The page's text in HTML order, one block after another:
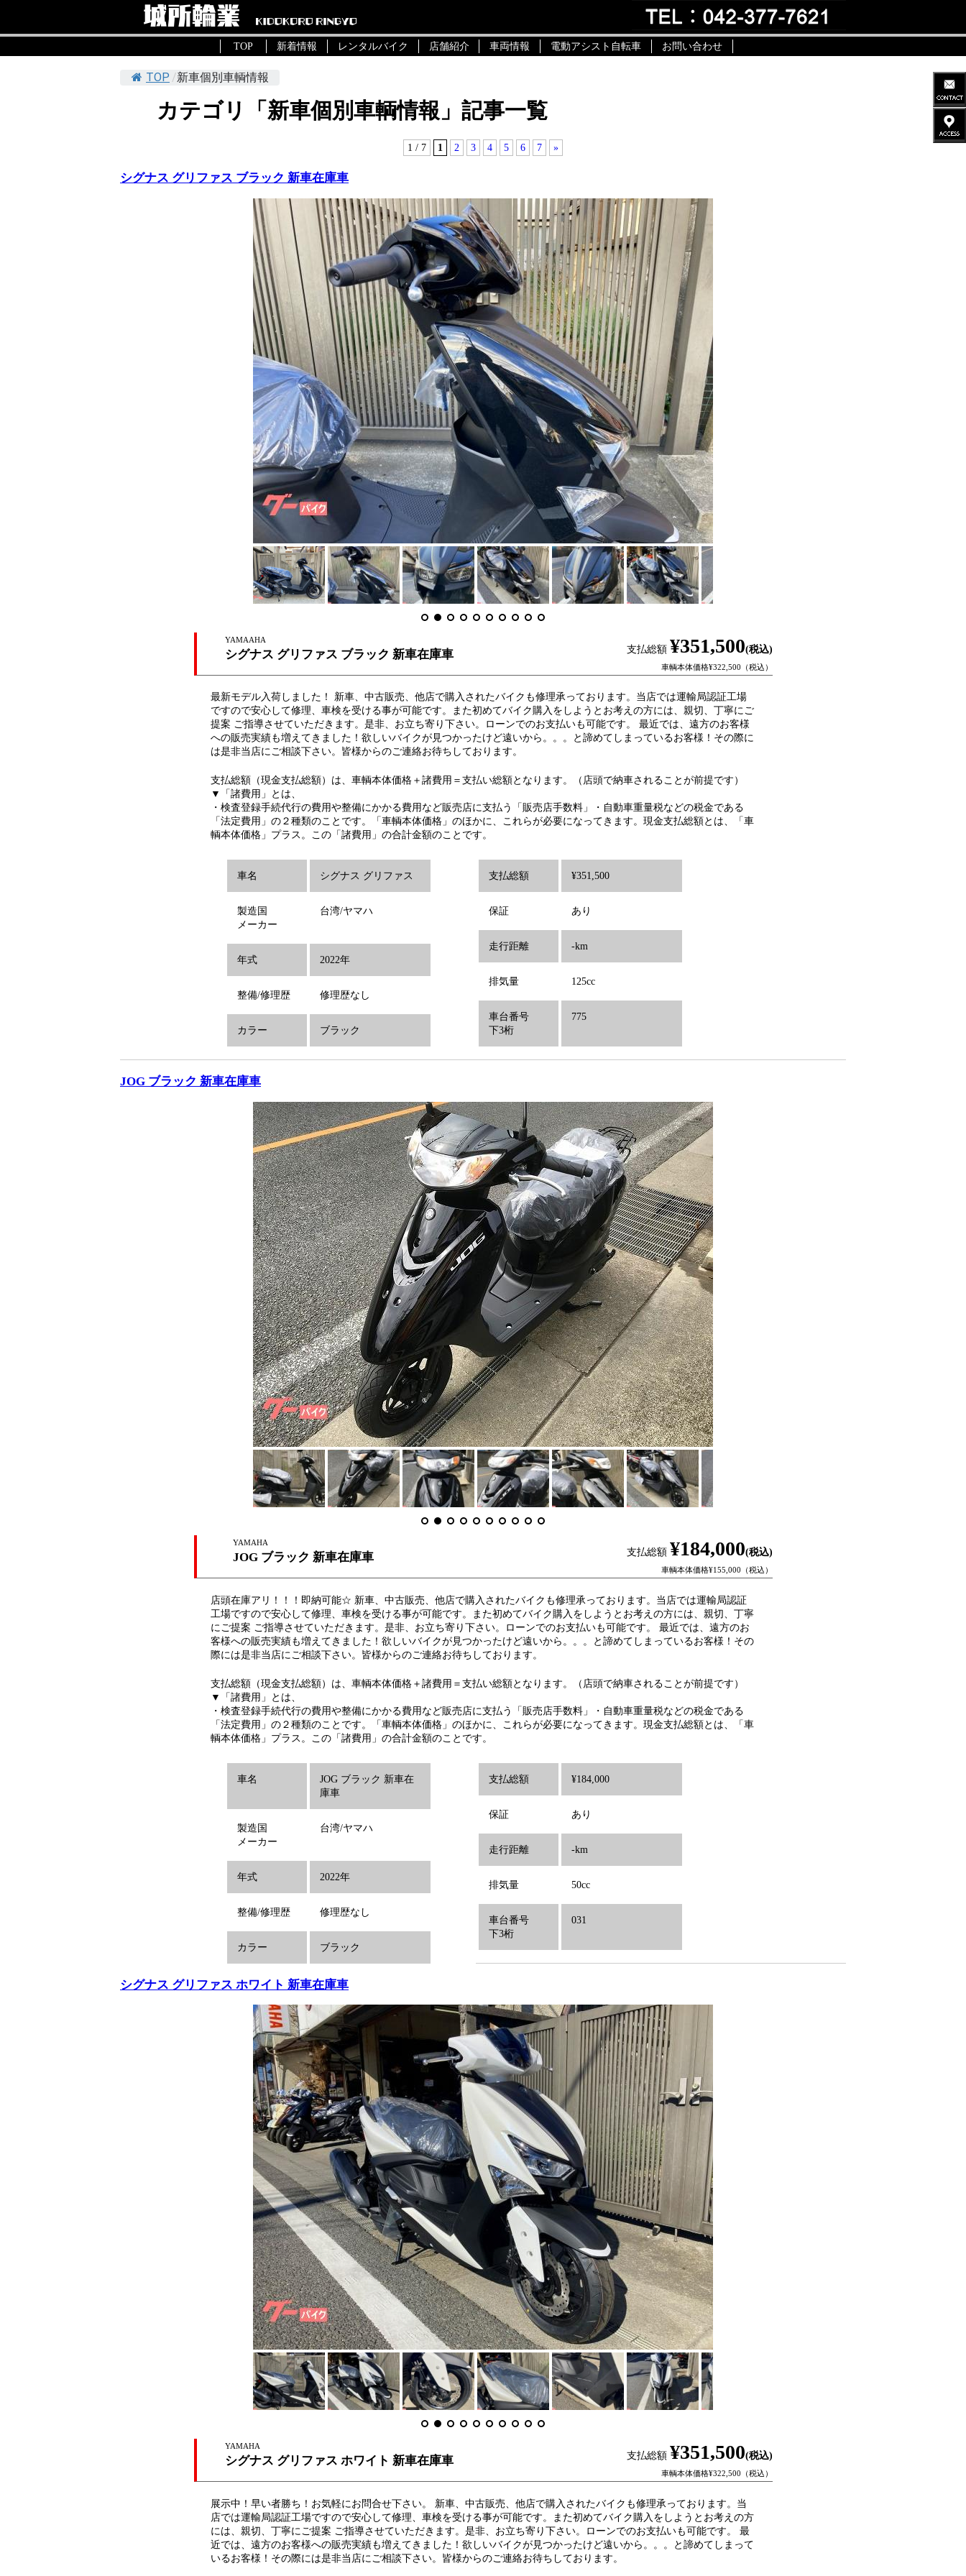
TOP 新着情報 レンタルバイク 店舗紹介 車両情報 電動アシスト自転車 お問い合わせ
TOP /新車個別車輌情報
カテゴリ「新車個別車輌情報」記事一覧
1 / 7 1 2 3 4 5 6 7 »
シグナス グリファス ブラック 新車在庫車
YAMAAHA
シグナス グリファス ブラック 新車在庫車 支払総額 ¥351,500(税込)
車輌本体価格¥322,500（税込）
最新モデル入荷しました！ 新車、中古販売、他店で購入されたバイクも修理承っております。当店では運輸局認証工場
ですので安心して修理、車検を受ける事が可能です。また初めてバイク購入をしようとお考えの方には、親切、丁寧にご
提案 ご指導させていただきます。是非、お立ち寄り下さい。ローンでのお支払いも可能です。 最近では、遠方のお客様
への販売実績も増えてきました！欲しいバイクが見つかったけど遠いから。。。と諦めてしまっているお客様！その際に
は是非当店にご相談下さい。皆様からのご連絡お待ちしております。
支払総額（現金支払総額）は、車輌本体価格＋諸費用＝支払い総額となります。（店頭で納車されることが前提です）
▼「諸費用」とは、
・検査登録手続代行の費用や整備にかかる費用など販売店に支払う「販売店手数料」・自動車重量税などの税金である
「法定費用」の２種類のことです。「車輌本体価格」のほかに、これらが必要になってきます。現金支払総額とは、「車
輌本体価格」プラス。この「諸費用」の合計金額のことです。
車名 シグナス グリファス
製造国
メーカー
台湾/ヤマハ
年式 2022年
整備/修理歴 修理歴なし
カラー ブラック
支払総額 ¥351,500
保証 あり
走行距離 -km
排気量 125cc
車台番号
下3桁
775
JOG ブラック 新車在庫車
YAMAHA
JOG ブラック 新車在庫車 支払総額 ¥184,000(税込)
車輌本体価格¥155,000（税込）
店頭在庫アリ！！！即納可能☆ 新車、中古販売、他店で購入されたバイクも修理承っております。当店では運輸局認証
工場ですので安心して修理、車検を受ける事が可能です。また初めてバイク購入をしようとお考えの方には、親切、丁寧
にご提案 ご指導させていただきます。是非、お立ち寄り下さい。ローンでのお支払いも可能です。 最近では、遠方のお
客様への販売実績も増えてきました！欲しいバイクが見つかったけど遠いから。。。と諦めてしまっているお客様！その
際には是非当店にご相談下さい。皆様からのご連絡お待ちしております。
支払総額（現金支払総額）は、車輌本体価格＋諸費用＝支払い総額となります。（店頭で納車されることが前提です）
▼「諸費用」とは、
・検査登録手続代行の費用や整備にかかる費用など販売店に支払う「販売店手数料」・自動車重量税などの税金である
「法定費用」の２種類のことです。「車輌本体価格」のほかに、これらが必要になってきます。現金支払総額とは、「車
輌本体価格」プラス。この「諸費用」の合計金額のことです。
車名
JOG ブラック 新車在
庫車
製造国
メーカー
台湾/ヤマハ
年式 2022年
整備/修理歴 修理歴なし
カラー ブラック
支払総額 ¥184,000
保証 あり
走行距離 -km
排気量 50cc
車台番号
下3桁
031
シグナス グリファス ホワイト 新車在庫車
YAMAHA
シグナス グリファス ホワイト 新車在庫車 支払総額 ¥351,500(税込)
車輌本体価格¥322,500（税込）
展示中！早い者勝ち！お気軽にお問合せ下さい。 新車、中古販売、他店で購入されたバイクも修理承っております。当
店では運輸局認証工場ですので安心して修理、車検を受ける事が可能です。また初めてバイク購入をしようとお考えの方
には、親切、丁寧にご提案 ご指導させていただきます。是非、お立ち寄り下さい。ローンでのお支払いも可能です。 最
近では、遠方のお客様への販売実績も増えてきました！欲しいバイクが見つかったけど遠いから。。。と諦めてしまって
いるお客様！その際には是非当店にご相談下さい。皆様からのご連絡お待ちしております。